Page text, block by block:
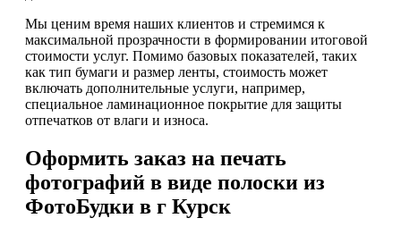
Мы ценим время наших клиентов и стремимся к
максимальной прозрачности в формировании итоговой
стоимости услуг. Помимо базовых показателей, таких
как тип бумаги и размер ленты, стоимость может
включать дополнительные услуги, например,
специальное ламинационное покрытие для защиты
отпечатков от влаги и износа.
Оформить заказ на печать
фотографий в виде полоски из
ФотоБудки в г Курск